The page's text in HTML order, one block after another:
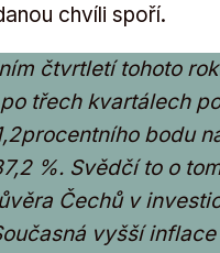
chvíli spoří.
čtvrtletí tohoto
třech kvartálech
bodu
%. Svědčí to o
Čechů v
vyšší